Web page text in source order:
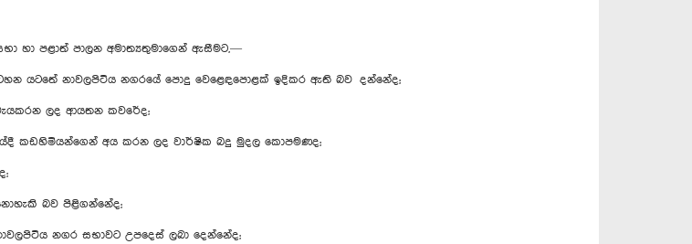
හා පළාත් පාලන අමාත්‍යතුමාගෙන් ඇසීමට,—
යටතේ නාවලපිටිය නගරයේ පොදු වෙළෙඳපොළක් ඉදිකර ඇති බව දන්නේද;
ලද ආයතන කවරේද;
කඩහිමියන්ගෙන් අය කරන ලද වාර්ෂික බදු මුදල කොපමණද;
බව පිළිගන්නේද;
නගර සභාවට උපදෙස් ලබා දෙන්නේද;